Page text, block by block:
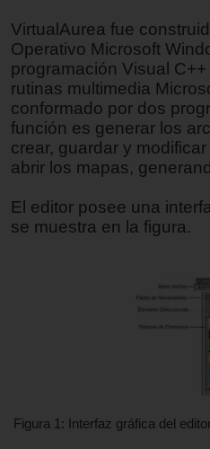
VirtualAurea fue
Operativo Microsoft
programación Visual
rutinas multimedia
conformado por dos
función es generar los
crear, guardar y
abrir los mapas,
El editor posee una
se muestra en la figura.
Figura 1: Interfaz gráfica del